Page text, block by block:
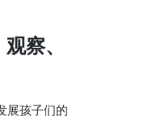
察、
展孩子们的